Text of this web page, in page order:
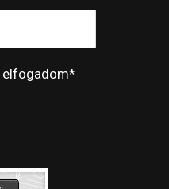
elfogadom*